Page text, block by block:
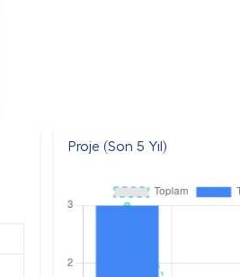
Proje (Son 5 Yıl)